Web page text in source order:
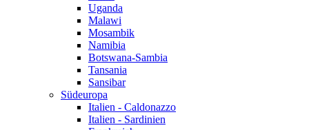
Uganda
Malawi
Mosambik
Namibia
Botswana-Sambia
Tansania
Sansibar
Südeuropa
Italien - Caldonazzo
Italien - Sardinien